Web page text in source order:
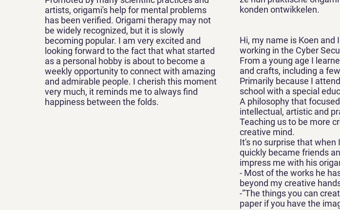
artists, origami's help for mental problems
has been verified. Origami therapy may not
be widely recognized, but it is slowly
becoming popular. I am very excited and
looking forward to the fact that what started
as a personal hobby is about to become a
weekly opportunity to connect with amazing
and admirable people. I cherish this moment
very much, it reminds me to always find
happiness between the folds.
konden ontwikkelen.
Hi, my name is Koen and
working in the Cyber
From a young age I
and crafts, including a
Primarily because I
school with a special
A philosophy that
intellectual, artistic and
Teaching us to be more
creative mind.
It's no surprise that when
quickly became friends
impress me with his
- Most of the works he
beyond my creative
-”The things you can
paper if you have the